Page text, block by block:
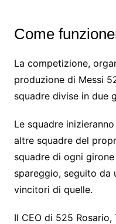
Come
La competizione,
produzione di Messi
squadre divise in due
Le squadre
altre squadre del
squadre di ogni
spareggio, seguito da
vincitori di quelle.
Il CEO di 525